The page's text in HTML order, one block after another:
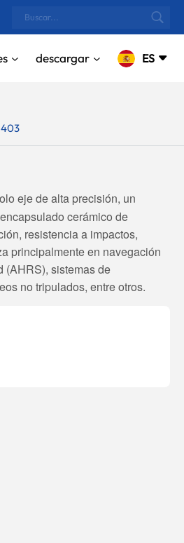
descargar ES
Português
بالعربية
CN
403
eje de alta precisión, un
cerámico de
resistencia a impactos,
principalmente en navegación
(AHRS), sistemas de
no tripulados, entre otros.